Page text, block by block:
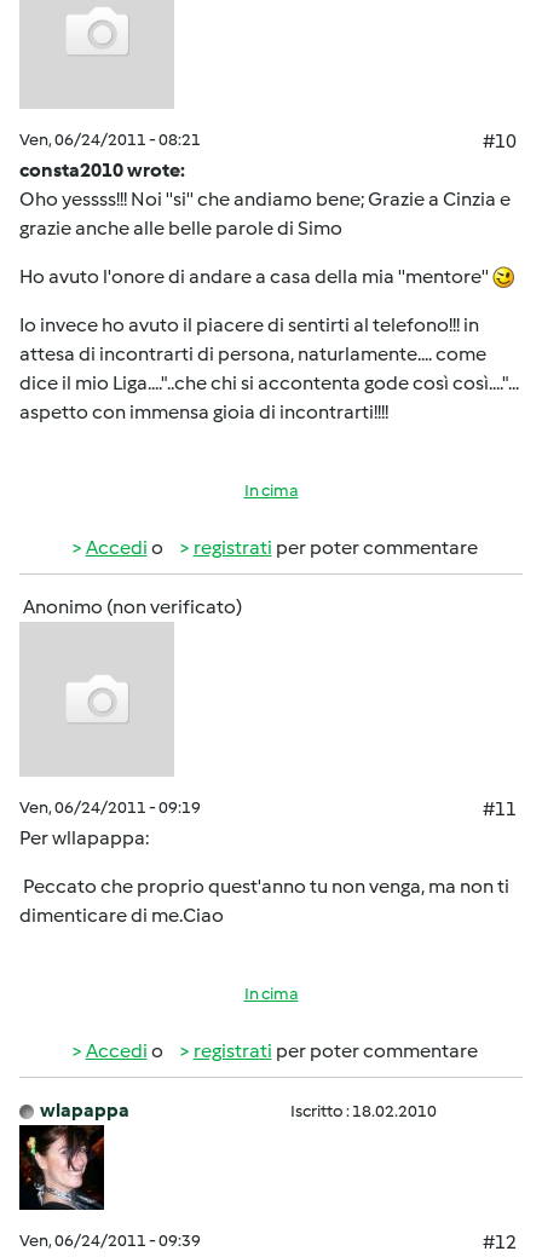
Ven, 06/24/2011 - 08:21
#10
consta2010 wrote:
Oho yessss!!! Noi ''si'' che andiamo bene; Grazie a Cinzia e
grazie anche alle belle parole di Simo
Ho avuto l'onore di andare a casa della mia ''mentore''
Io invece ho avuto il piacere di sentirti al telefono!!! in
attesa di incontrarti di persona, naturlamente.... come
dice il mio Liga...."..che chi si accontenta gode così così...."...
aspetto con immensa gioia di incontrarti!!!!
In cima
Accedi o registrati per poter commentare
Anonimo (non verificato)
Ven, 06/24/2011 - 09:19
#11
Per wllapappa:
Peccato che proprio quest'anno tu non venga, ma non ti
dimenticare di me.Ciao
In cima
Accedi o registrati per poter commentare
wlapappa Iscritto : 18.02.2010
Ven, 06/24/2011 - 09:39 #12